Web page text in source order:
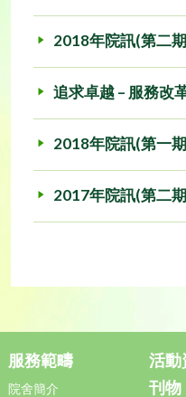
2018年院訊(第二
追求卓越 – 服務改
2018年院訊(第一
2017年院訊(第二
服務範疇
院舍簡介
活動
刊物